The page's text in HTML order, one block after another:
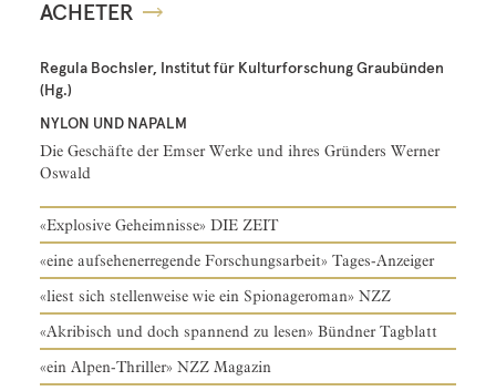
ACHETER
Regula Bochsler, Institut für Kulturforschung Graubünden
(Hg.)
NYLON UND NAPALM
Die Geschäfte der Emser Werke und ihres Gründers Werner
Oswald
«Explosive Geheimnisse» DIE ZEIT
«eine aufsehenerregende Forschungsarbeit» Tages-Anzeiger
«liest sich stellenweise wie ein Spionageroman» NZZ
«Akribisch und doch spannend zu lesen» Bündner Tagblatt
«ein Alpen-Thriller» NZZ Magazin